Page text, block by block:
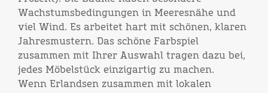
Wachstumsbedingungen in Meeresnähe und
viel Wind. Es arbeitet hart mit schönen, klaren
Jahresmustern. Das schöne Farbspiel
zusammen mit Ihrer Auswahl tragen dazu bei,
jedes Möbelstück einzigartig zu machen.
Wenn Erlandsen zusammen mit lokalen